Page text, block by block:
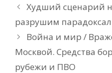
Худший сценарий
разрушим
Война и мир /
Москвой. Средства
рубежи и ПВО